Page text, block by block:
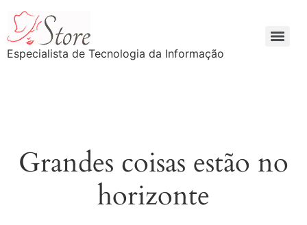
Especialista de Tecnologia da Informação
Grandes coisas estão no
horizonte